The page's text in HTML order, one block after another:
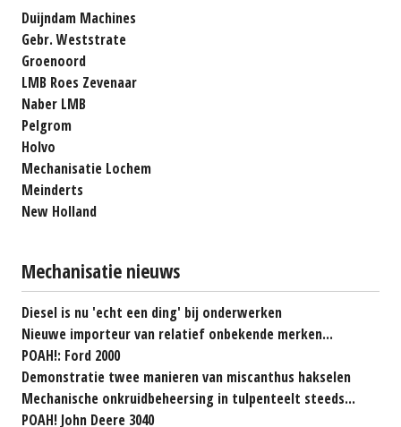
Duijndam Machines
Gebr. Weststrate
Groenoord
LMB Roes Zevenaar
Naber LMB
Pelgrom
Holvo
Mechanisatie Lochem
Meinderts
New Holland
Mechanisatie nieuws
Diesel is nu 'echt een ding' bij onderwerken
Nieuwe importeur van relatief onbekende merken...
POAH!: Ford 2000
Demonstratie twee manieren van miscanthus hakselen
Mechanische onkruidbeheersing in tulpenteelt steeds...
POAH! John Deere 3040